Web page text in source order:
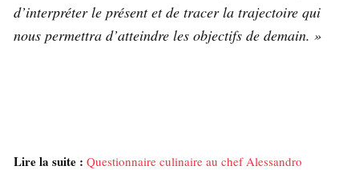
d’interpréter le présent et de tracer la trajectoire qui
nous permettra d’atteindre les objectifs de demain. »
Lire la suite : Questionnaire culinaire au chef Alessandro